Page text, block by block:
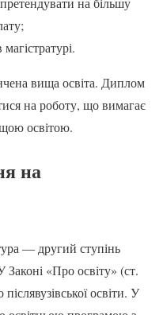
вища освіта. Диплом
на роботу, що вимагає
освітою.
на
— другий ступінь
Законі «Про освіту» (ст.
освіти. У